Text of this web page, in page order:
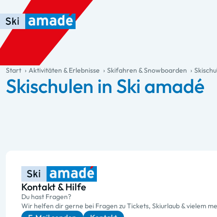
Zum Haupt-Inhalt springen
Springe zur Tabelle
Zur Haupt-Navigation springen
general.table-of-content
Start Aktivitäten & Erlebnisse Skifahren & Snowboarden
Skischulen in Ski amadé
Kontakt & Hilfe
Du hast Fragen?
Wir helfen dir gerne bei Fragen zu Tickets, Skiurlaub & vielem